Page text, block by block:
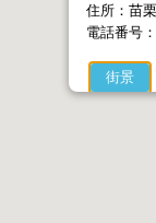
住所：苗
電話番号
街景